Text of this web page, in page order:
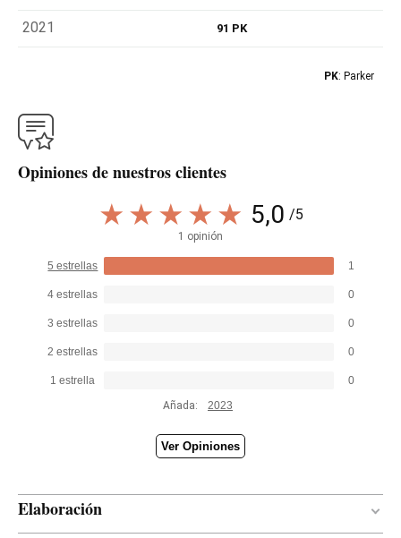
2021 91 PK
PK: Parker
Opiniones de nuestros clientes
5,0 /5
1 opinión
5 estrellas 1
4 estrellas 0
3 estrellas 0
2 estrellas 0
1 estrella
0
Añada:
2023
Ver Opiniones
Elaboración